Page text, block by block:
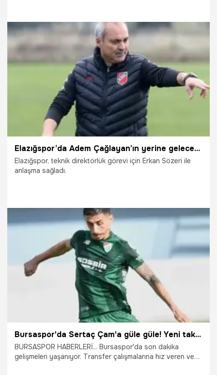
25.02.2026 Şanlıurfa
Elazığspor’da Adem Çağlayan’ın yerine gelecek teknik direktör belli oldu
Elazığspor, teknik direktörlük görevi için Erkan Sözeri ile
anlaşma sağladı.
Elazığ
Bursaspor'da Sertaç Çam'a güle güle! Yeni takımı belli oldu
BURSASPOR HABERLERİ... Bursaspor'da son dakika
gelişmeleri yaşanıyor. Transfer çalışmalarına hız veren ve